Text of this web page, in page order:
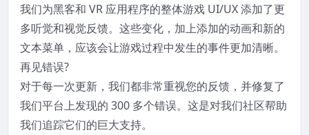
我们为黑客和 VR 应用程序的整体游戏 UI/UX 添加了更
多听觉和视觉反馈。这些变化，加上添加的动画和新的
文本菜单，应该会让游戏过程中发生的事件更加清晰。
再见错误?
对于每一次更新，我们都非常重视您的反馈，并修复了
我们平台上发现的 300 多个错误。这是对我们社区帮助
我们追踪它们的巨大支持。